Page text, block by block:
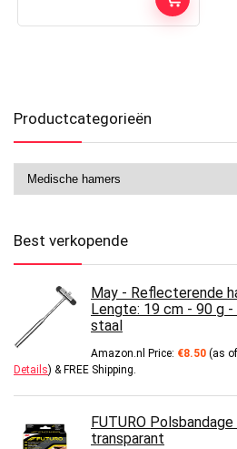
Productcategorieën
Best verkopende
May - Reflecterende
Lengte: 19 cm - 90 g
staal
Amazon.nl Price: €8.50 (as
Details) & FREE Shipping.
FUTURO
transparant